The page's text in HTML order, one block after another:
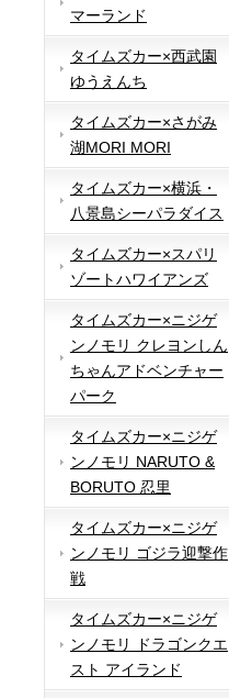
マーランド
タイムズカー×西武園
ゆうえんち
タイムズカー×さがみ
湖MORI MORI
タイムズカー×横浜・
八景島シーパラダイス
タイムズカー×スパリ
ゾートハワイアンズ
タイムズカー×ニジゲ
ンノモリ クレヨンしん
ちゃんアドベンチャー
パーク
タイムズカー×ニジゲ
ンノモリ NARUTO &
BORUTO 忍里
タイムズカー×ニジゲ
ンノモリ ゴジラ迎撃作
戦
タイムズカー×ニジゲ
ンノモリ ドラゴンクエ
スト アイランド